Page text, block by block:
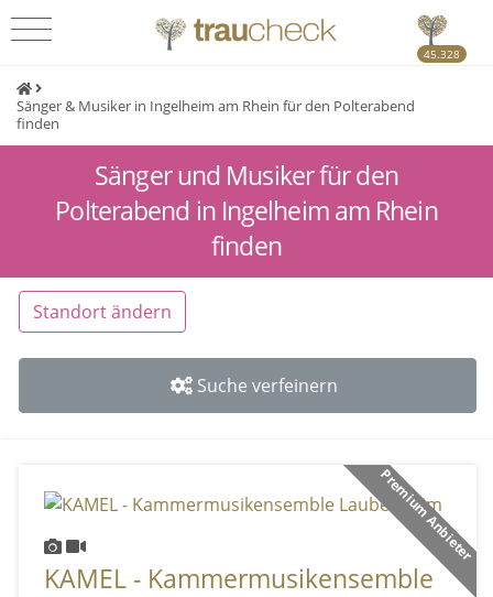
45.328
Sänger & Musiker in Ingelheim am Rhein für den Polterabend
finden
Sänger und Musiker für den
Polterabend in Ingelheim am Rhein
finden
Standort ändern
Suche verfeinern
Premium Anbieter
KAMEL - Kammermusikensemble